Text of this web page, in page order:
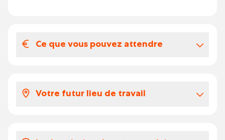
Ce que vous pouvez attendre
Pourquoi postuler chez nous ?
Votre futur lieu de travail